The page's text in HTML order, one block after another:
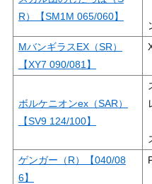
R）【SM1M 065/060】
MバンギラスEX（SR）
【XY7 090/081】
ボルケニオンex（SAR）
【SV9 124/100】
ゲンガー（R）【040/08
6】